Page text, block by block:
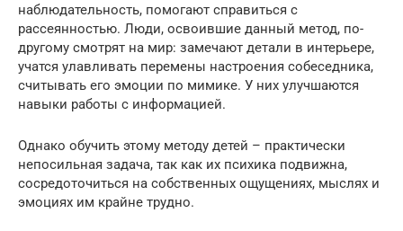
наблюдательность, помогают справиться с
рассеянностью. Люди, освоившие данный метод, по-
другому смотрят на мир: замечают детали в интерьере,
учатся улавливать перемены настроения собеседника,
считывать его эмоции по мимике. У них улучшаются
навыки работы с информацией.
Однако обучить этому методу детей – практически
непосильная задача, так как их психика подвижна,
сосредоточиться на собственных ощущениях, мыслях и
эмоциях им крайне трудно.